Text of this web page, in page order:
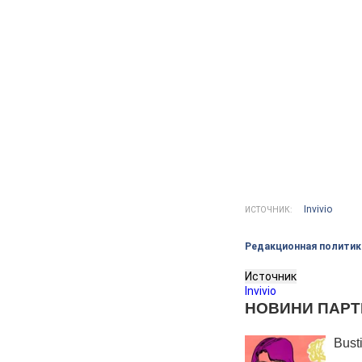
ИСТОЧНИК: Invivio
Редакционная
Источник
Invivio